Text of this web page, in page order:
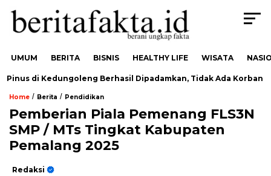
UMUM BERITA BISNIS HEALTHY LIFE WISATA
di Kedungoleng Berhasil Dipadamkan, Tidak Ada Korban
Home / Berita / Pendidikan
Pemberian Piala Pemenang FLS3N
SMP / MTs Tingkat Kabupaten
Pemalang 2025
Redaksi